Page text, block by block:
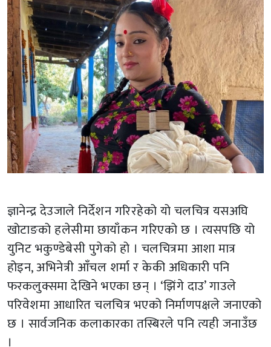
ज्ञानेन्द्र देउजाले निर्देशन गरिरहेको यो चलचित्र यसअघि
खोटाङको हलेसीमा छायाँकन गरिएको छ । त्यसपछि यो
युनिट भकुण्डेबेसी पुगेको हो । चलचित्रमा आशा मात्र
होइन, अभिनेत्री आँचल शर्मा र केकी अधिकारी पनि
फरकलुक्समा देखिने भएका छन् । ‘झिंगे दाउ’ गाउले
परिवेशमा आधारित चलचित्र भएको निर्माणपक्षले जनाएको
छ । सार्वजनिक कलाकारका तस्बिरले पनि त्यही जनाउँछ
।